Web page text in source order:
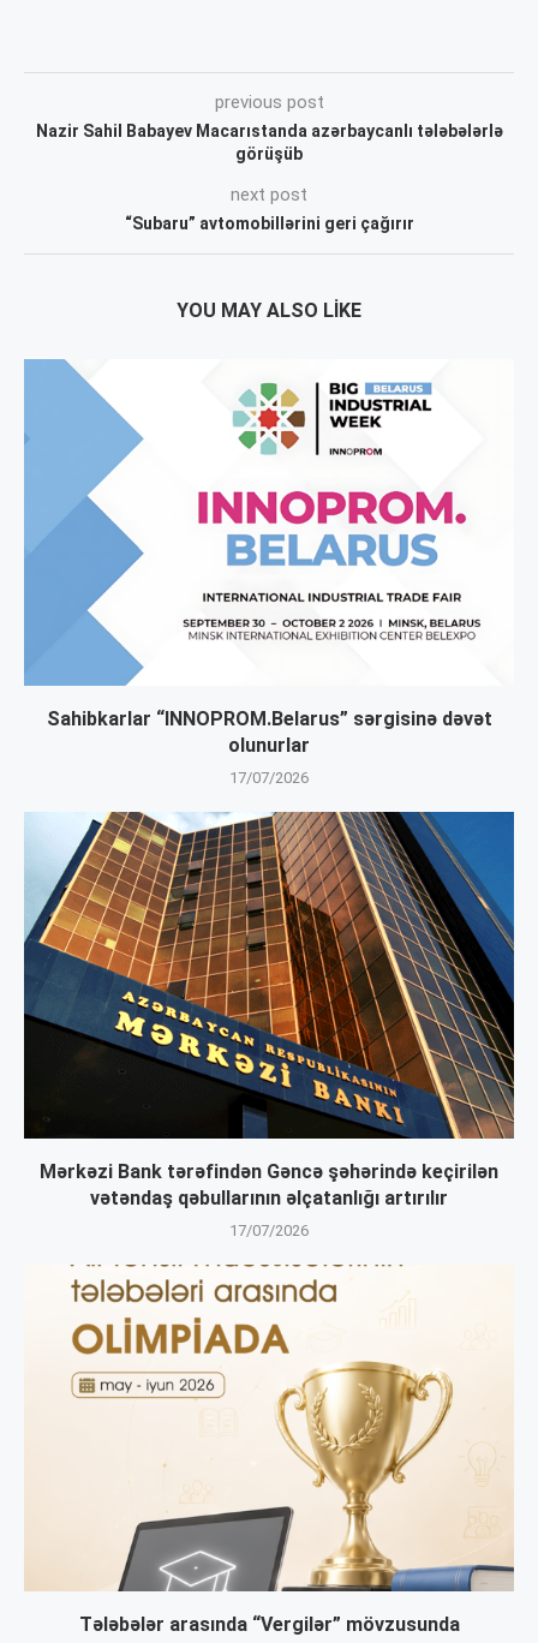
previous post
Nazir Sahil Babayev Macarıstanda azərbaycanlı tələbələrlə
görüşüb
next post
“Subaru” avtomobillərini geri çağırır
YOU MAY ALSO LIKE
Sahibkarlar “INNOPROM.Belarus” sərgisinə dəvət
olunurlar
17/07/2026
Mərkəzi Bank tərəfindən Gəncə şəhərində keçirilən
vətəndaş qəbullarının əlçatanlığı artırılır
17/07/2026
Tələbələr arasında “Vergilər” mövzusunda